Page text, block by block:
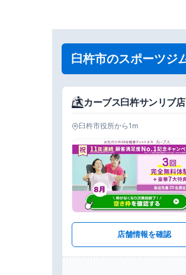
臼杵市のスポーツジ
カーブス臼杵サンリブ店
臼杵市役所から1m
店舗情報を確認